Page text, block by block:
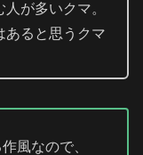
が多いクマ。
あると思うクマ
風なので、